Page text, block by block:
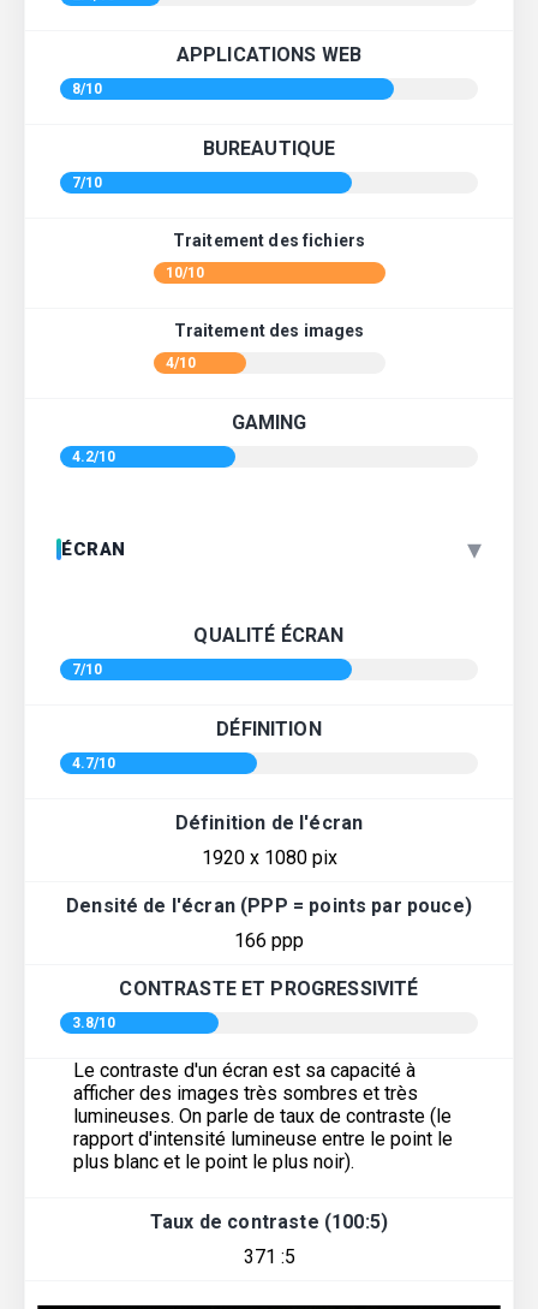
APPLICATIONS WEB
8/10
BUREAUTIQUE
7/10
Traitement des fichiers
10/10
Traitement des images
4/10
GAMING
4.2/10
ÉCRAN ▾
QUALITÉ ÉCRAN
7/10
DÉFINITION
4.7/10
Définition de l'écran
1920 x 1080 pix
Densité de l'écran (PPP = points par pouce)
166 ppp
CONTRASTE ET PROGRESSIVITÉ
3.8/10
Le contraste d'un écran est sa capacité à
afficher des images très sombres et très
lumineuses. On parle de taux de contraste (le
rapport d'intensité lumineuse entre le point le
plus blanc et le point le plus noir).
Taux de contraste (100:5)
371 :5